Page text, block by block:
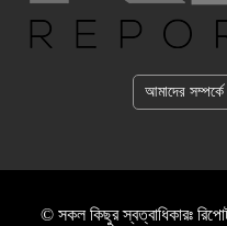
আমাদের সম্পর্কে
© সকল কিছুর স্বত্বাধিকারঃ